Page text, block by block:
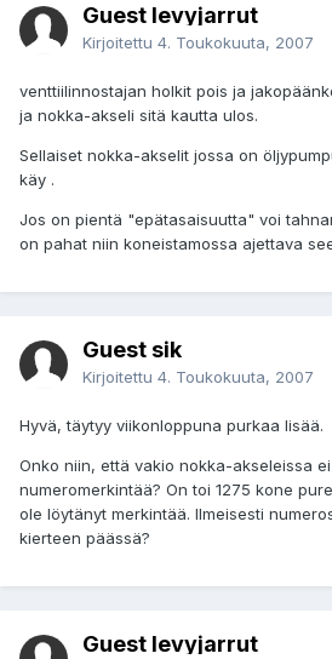
Guest levyjarrut
Kirjoitettu 4. Toukokuuta, 2007
venttiilinnostajan holkit pois ja
ja nokka-akseli sitä kautta ulos.
Sellaiset nokka-akselit jossa on
käy .
Jos on pientä "epätasaisuutta" voi
on pahat niin koneistamossa ajettava
Guest sik
Kirjoitettu 4. Toukokuuta, 2007
Hyvä, täytyy viikonloppuna purkaa lisää.
Onko niin, että vakio nokka-akseleissa
numeromerkintää? On toi 1275 kone
ole löytänyt merkintää. Ilmeisesti
kierteen päässä?
Guest levyjarrut